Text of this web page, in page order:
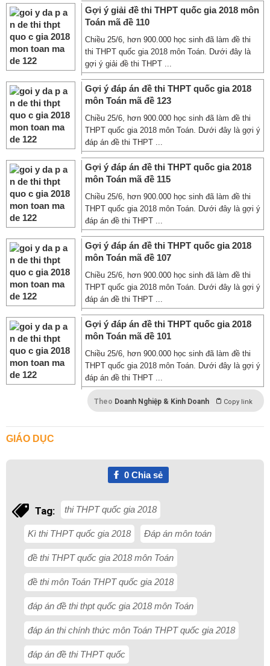
Gợi ý giải đề thi THPT quốc gia 2018 môn
Toán mã đề 110
Chiều 25/6, hơn 900.000 học sinh đã làm đề thi
thi THPT quốc gia 2018 môn Toán. Dưới đây là
gợi ý giải đề thi THPT ...
Gợi ý đáp án đề thi THPT quốc gia 2018
môn Toán mã đề 123
Chiều 25/6, hơn 900.000 học sinh đã làm đề thi
THPT quốc gia 2018 môn Toán. Dưới đây là gợi ý
đáp án đề thi THPT ...
Gợi ý đáp án đề thi THPT quốc gia 2018
môn Toán mã đề 115
Chiều 25/6, hơn 900.000 học sinh đã làm đề thi
THPT quốc gia 2018 môn Toán. Dưới đây là gợi ý
đáp án đề thi THPT ...
Gợi ý đáp án đề thi THPT quốc gia 2018
môn Toán mã đề 107
Chiều 25/6, hơn 900.000 học sinh đã làm đề thi
THPT quốc gia 2018 môn Toán. Dưới đây là gợi ý
đáp án đề thi THPT ...
Gợi ý đáp án đề thi THPT quốc gia 2018
môn Toán mã đề 101
Chiều 25/6, hơn 900.000 học sinh đã làm đề thi
THPT quốc gia 2018 môn Toán. Dưới đây là gợi ý
đáp án đề thi THPT ...
Theo Doanh Nghiệp & Kinh Doanh Copy link
GIÁO DỤC
0Chia sẻ
Tag: thi THPT quốc gia 2018
Kì thi THPT quốc gia 2018 Đáp án môn toán
đề thi THPT quốc gia 2018 môn Toán
đề thi môn Toán THPT quốc gia 2018
đáp án đề thi thpt quốc gia 2018 môn Toán
đáp án thi chính thức môn Toán THPT quốc gia 2018
đáp án đề thi THPT quốc